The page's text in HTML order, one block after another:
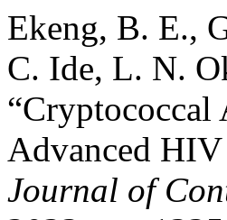
Ekeng, B. E.,
C. Ide, L. N.
Advanced HIV
Journal of